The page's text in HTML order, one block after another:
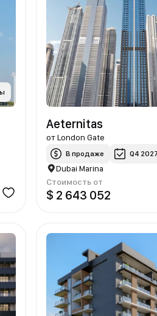
Aeternitas
отLondon Gate
В продаже Q4 2027
Dubai Marina
Стоимость от
$ 2 643 052